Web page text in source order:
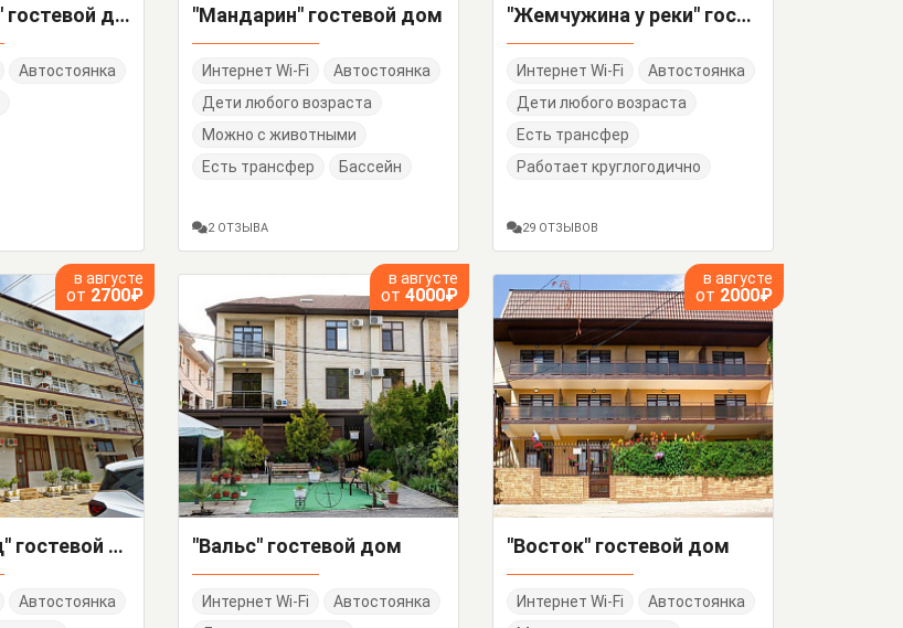
"Дом у моря" гостевой дом
Автостоянка
"Мандарин" гостевой дом
Интернет Wi-Fi
Автостоянка
Дети любого возраста
Можно с животными
Есть трансфер
Бассейн
2 ОТЗЫВА
"Жемчужина у реки" гостевой дом
Интернет Wi-Fi
Автостоянка
Дети любого возраста
Есть трансфер
Работает круглогодично
29 ОТЗЫВОВ
в августе
от 2700₽
"Черноморец" гостевой дом
Автостоянка
в августе
от 4000₽
"Вальс" гостевой дом
Интернет Wi-Fi
Автостоянка
в августе
от 2000₽
"Восток" гостевой дом
Интернет Wi-Fi
Автостоянка